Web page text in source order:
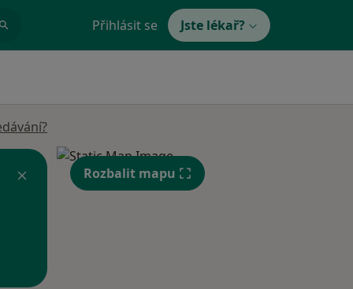
Přihlásit se Jste lékař?
Rozbalit mapu